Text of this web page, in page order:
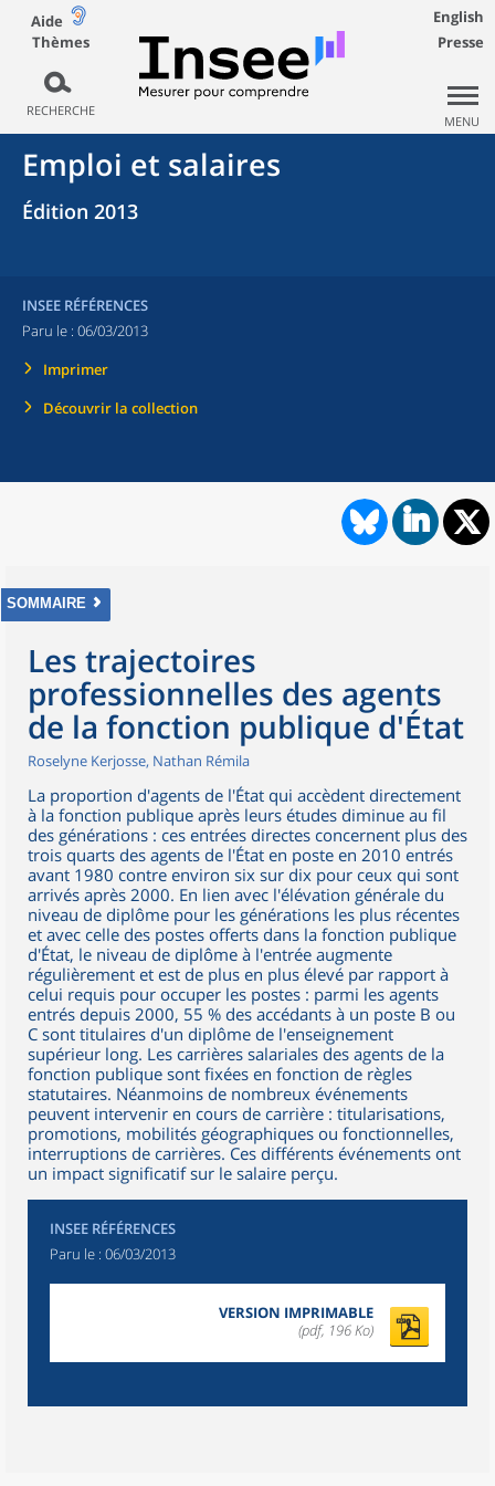
Aide
Thèmes
RECHERCHE
English
Presse
MENU
Emploi et salaires
Édition 2013
INSEE RÉFÉRENCES
Paru le : 06/03/2013
Imprimer
Découvrir la collection
SOMMAIRE
Les trajectoires
professionnelles des agents
de la fonction publique d'État
Roselyne Kerjosse, Nathan Rémila
La proportion d'agents de l'État qui accèdent directement
à la fonction publique après leurs études diminue au fil
des générations : ces entrées directes concernent plus des
trois quarts des agents de l'État en poste en 2010 entrés
avant 1980 contre environ six sur dix pour ceux qui sont
arrivés après 2000. En lien avec l'élévation générale du
niveau de diplôme pour les générations les plus récentes
et avec celle des postes offerts dans la fonction publique
d'État, le niveau de diplôme à l'entrée augmente
régulièrement et est de plus en plus élevé par rapport à
celui requis pour occuper les postes : parmi les agents
entrés depuis 2000, 55 % des accédants à un poste B ou
C sont titulaires d'un diplôme de l'enseignement
supérieur long. Les carrières salariales des agents de la
fonction publique sont fixées en fonction de règles
statutaires. Néanmoins de nombreux événements
peuvent intervenir en cours de carrière : titularisations,
promotions, mobilités géographiques ou fonctionnelles,
interruptions de carrières. Ces différents événements ont
un impact significatif sur le salaire perçu.
INSEE RÉFÉRENCES
Paru le : 06/03/2013
VERSION IMPRIMABLE
(pdf, 196 Ko)